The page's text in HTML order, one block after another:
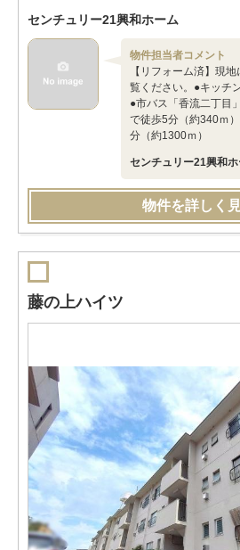
センチュリー21興和ホーム
物件担当者コメント
【リフォーム済】現
覧ください。●キッチ
●市バス「香流二丁目
で徒歩5分（約340ｍ
分（約1300ｍ）
センチュリー21興和
物件を詳しく
藤の上ハイツ